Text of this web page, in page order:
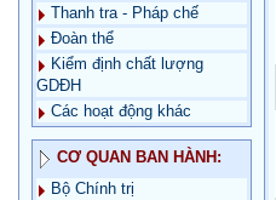
Thanh tra - Pháp chế
Đoàn thể
Kiểm định chất lượng
GDĐH
Các hoạt động khác
CƠ QUAN BAN HÀNH:
Bộ Chính trị